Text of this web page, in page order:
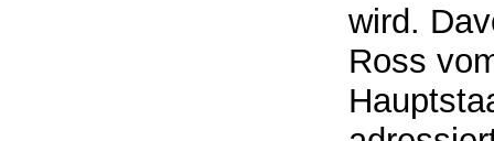
wird.
Ross